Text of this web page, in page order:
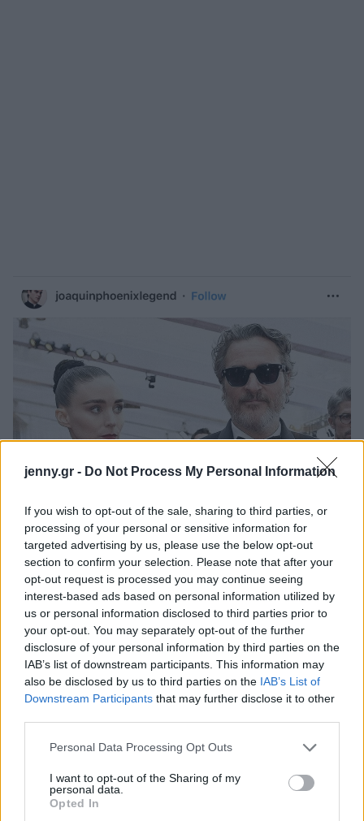
jenny.gr - Do Not Process My Personal Information
If you wish to opt-out of the sale, sharing to third parties, or
processing of your personal or sensitive information for
targeted advertising by us, please use the below opt-out
section to confirm your selection. Please note that after your
opt-out request is processed you may continue seeing
interest-based ads based on personal information utilized by
us or personal information disclosed to third parties prior to
your opt-out. You may separately opt-out of the further
disclosure of your personal information by third parties on the
IAB’s list of downstream participants. This information may
also be disclosed by us to third parties on the IAB’s List of
Downstream Participants that may further disclose it to other
Please note that this website/app uses one or more Google
not limited to your visit or usage behaviour. You may click to
grant or deny consent to Google and its third-party tags to
use your data for below specified purposes in below Google
Personal Data Processing Opt Outs
I want to opt-out of the Sharing of my
personal data.
Opted In
μπορέσουμε να τους πούμε ότι η Αμερική απέρριψε
κατηγορηματικά αυτή τη σκληρότητα και ζήτησε